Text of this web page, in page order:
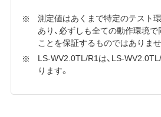
測定値はあくまで特定のテスト
あり、必ずしも全ての動作環境
ことを保証するものではありませ
LS-WV2.0TL/R1は、LS-
ります。